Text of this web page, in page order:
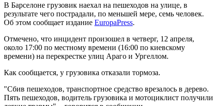
В Барселоне грузовик наехал на пешеходов на улице, в
результате чего пострадали, по меньшей мере, семь человек.
Об этом сообщает издание EuropaPress.
Отмечено, что инцидент произошел в четверг, 12 апреля,
около 17:00 по местному времени (16:00 по киевскому
времени) на перекрестке улиц Араго и Ургеллом.
Как сообщается, у грузовика отказали тормоза.
"Сбив пешеходов, транспортное средство врезалось в дерево.
Пять пешеходов, водитель грузовика и мотоциклист получили